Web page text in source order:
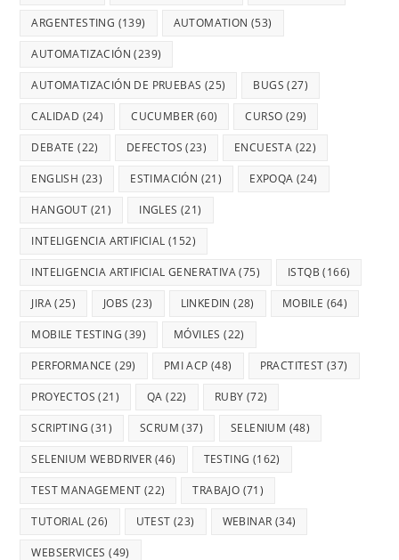
ARGENTESTING (139) AUTOMATION (53)
AUTOMATIZACIÓN (239)
AUTOMATIZACIÓN DE PRUEBAS (25) BUGS (27)
CALIDAD (24) CUCUMBER (60) CURSO (29)
DEBATE (22) DEFECTOS (23) ENCUESTA (22)
ENGLISH (23) ESTIMACIÓN (21) EXPOQA (24)
HANGOUT (21) INGLES (21)
INTELIGENCIA ARTIFICIAL (152)
INTELIGENCIA ARTIFICIAL GENERATIVA(75) ISTQB (166)
JIRA(25) JOBS (23) LINKEDIN (28) MOBILE (64)
MOBILE TESTING (39) MÓVILES (22)
PERFORMANCE (29) PMI ACP (48) PRACTITEST (37)
PROYECTOS (21) QA (22) RUBY (72)
SCRIPTING (31) SCRUM (37) SELENIUM (48)
SELENIUM WEBDRIVER (46) TESTING (162)
TEST MANAGEMENT (22) TRABAJO (71)
TUTORIAL (26) UTEST (23) WEBINAR (34)
WEBSERVICES (49)